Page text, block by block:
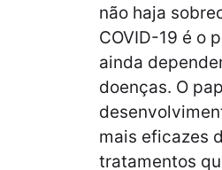
não haja
COVID-19 é o
ainda
doenças. O
mais eficazes
tratamentos